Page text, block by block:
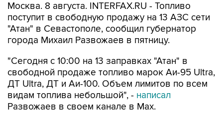
Москва. 8 августа. INTERFAX.RU - Топливо
поступит в свободную продажу на 13 АЗС сети
"Атан" в Севастополе, сообщил губернатор
города Михаил Развожаев в пятницу.
"Сегодня с 10:00 на 13 заправках "Атан" в
свободной продаже топливо марок Аи-95 Ultra,
ДТ Ultra, ДТ и Аи-100. Объем лимитов по всем
видам топлива небольшой", - написал
Развожаев в своем канале в Max.